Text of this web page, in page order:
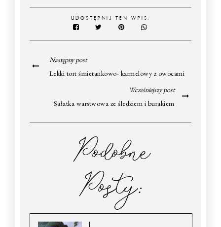
UDOSTĘPNIJ TEN WPIS:
Następny post
Lekki tort śmietankowo- karmelowy z owocami
Wcześniejszy post
Sałatka warstwowa ze śledziem i burakiem
Podobne
Posty: